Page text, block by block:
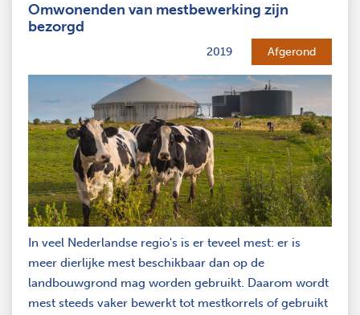
Omwonenden van mestbewerking zijn
bezorgd
2019 Afgerond
In veel Nederlandse regio's is er teveel mest: er is
meer dierlijke mest beschikbaar dan op de
landbouwgrond mag worden gebruikt. Daarom wordt
mest steeds vaker bewerkt tot mestkorrels of gebruikt